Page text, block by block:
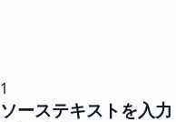
1
ソーステキストを入力